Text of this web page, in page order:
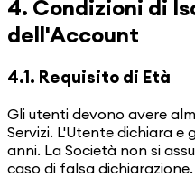
4. Condizioni di
dell'Account
4.1. Requisito di Età
Gli utenti devono avere
Servizi. L'Utente dichiara e
anni. La Società non si
caso di falsa dichiarazione.